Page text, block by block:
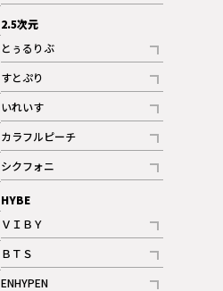
記事
2.5次元
とぅるりぶ
記事
すとぷり
記事
ギャラリー
いれいす
記事
ギャラリー
カラフルピーチ
記事
シクフォニ
記事
HYBE
ＶＩＢＹ
記事
ＢＴＳ
記事
ENHYPEN